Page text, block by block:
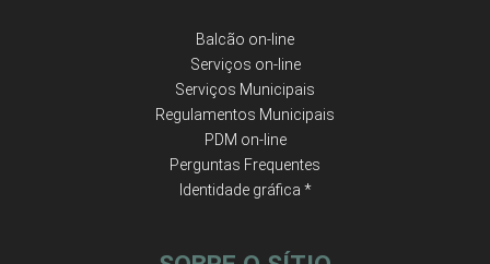
Balcão on-line
Serviços on-line
Serviços Municipais
Regulamentos Municipais
PDM on-line
Perguntas Frequentes
Identidade gráfica *